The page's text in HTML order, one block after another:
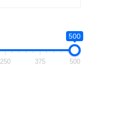
500
250 375 500